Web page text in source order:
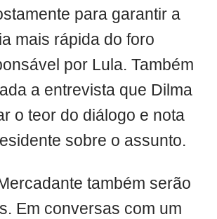
para garantir a
mais rápida do foro
por Lula. Também
a entrevista que Dilma
o teor do diálogo e nota
sobre o assunto.
também serão
Em conversas com um